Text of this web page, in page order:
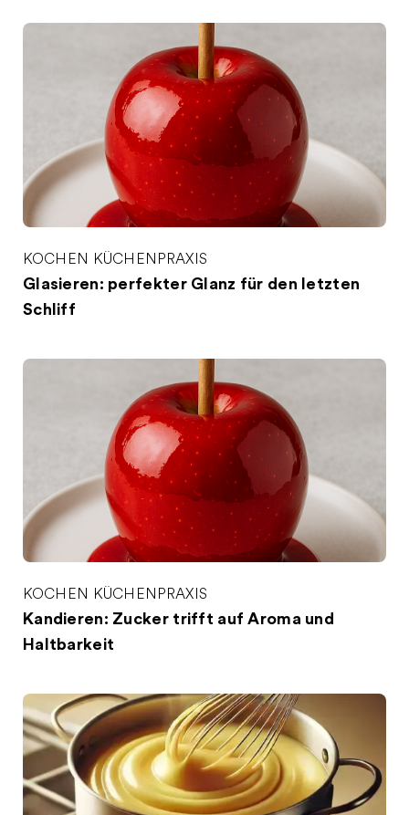
KOCHEN KÜCHENPRAXIS
Glasieren: perfekter Glanz für den letzten
Schliff
KOCHEN KÜCHENPRAXIS
Kandieren: Zucker trifft auf Aroma und
Haltbarkeit